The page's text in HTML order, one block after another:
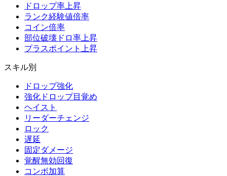
ドロップ率上昇
ランク経験値倍率
コイン倍率
部位破壊ドロ率上昇
プラスポイント上昇
スキル別
ドロップ強化
強化ドロップ目覚め
ヘイスト
リーダーチェンジ
ロック
遅延
固定ダメージ
覚醒無効回復
コンボ加算